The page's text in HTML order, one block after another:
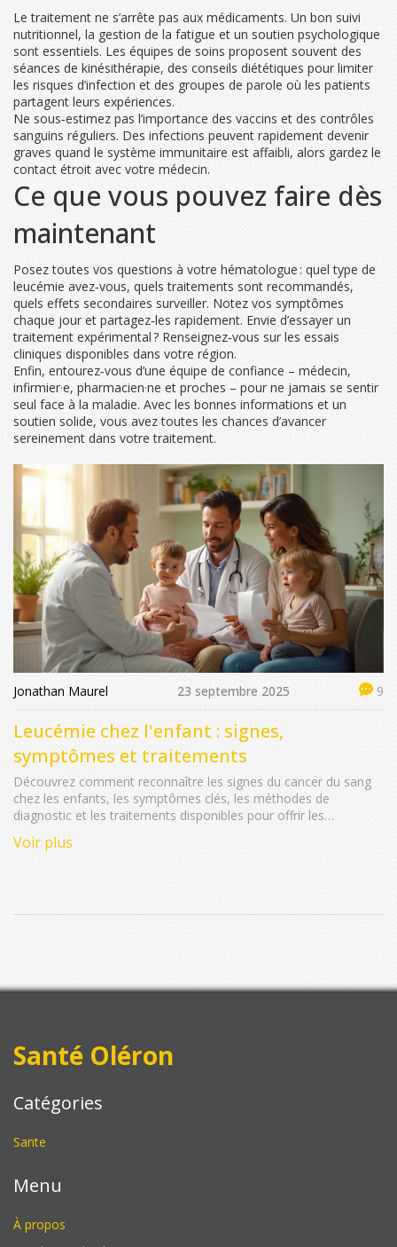
Le traitement ne s’arrête pas aux médicaments. Un bon suivi
nutritionnel, la gestion de la fatigue et un soutien psychologique
sont essentiels. Les équipes de soins proposent souvent des
séances de kinésithérapie, des conseils diététiques pour limiter
les risques d’infection et des groupes de parole où les patients
partagent leurs expériences.
Ne sous‑estimez pas l’importance des vaccins et des contrôles
sanguins réguliers. Des infections peuvent rapidement devenir
graves quand le système immunitaire est affaibli, alors gardez le
contact étroit avec votre médecin.
Ce que vous pouvez faire dès
maintenant
Posez toutes vos questions à votre hématologue : quel type de
leucémie avez‑vous, quels traitements sont recommandés,
quels effets secondaires surveiller. Notez vos symptômes
chaque jour et partagez‑les rapidement. Envie d’essayer un
traitement expérimental ? Renseignez‑vous sur les essais
cliniques disponibles dans votre région.
Enfin, entourez‑vous d’une équipe de confiance – médecin,
infirmier·e, pharmacien·ne et proches – pour ne jamais se sentir
seul face à la maladie. Avec les bonnes informations et un
soutien solide, vous avez toutes les chances d’avancer
sereinement dans votre traitement.
Jonathan Maurel 23 septembre 2025 9
Leucémie chez l'enfant : signes,
symptômes et traitements
Découvrez comment reconnaître les signes du cancer du sang
chez les enfants, les symptômes clés, les méthodes de
diagnostic et les traitements disponibles pour offrir les
Voir plus
Santé Oléron
Catégories
Sante
Menu
À propos